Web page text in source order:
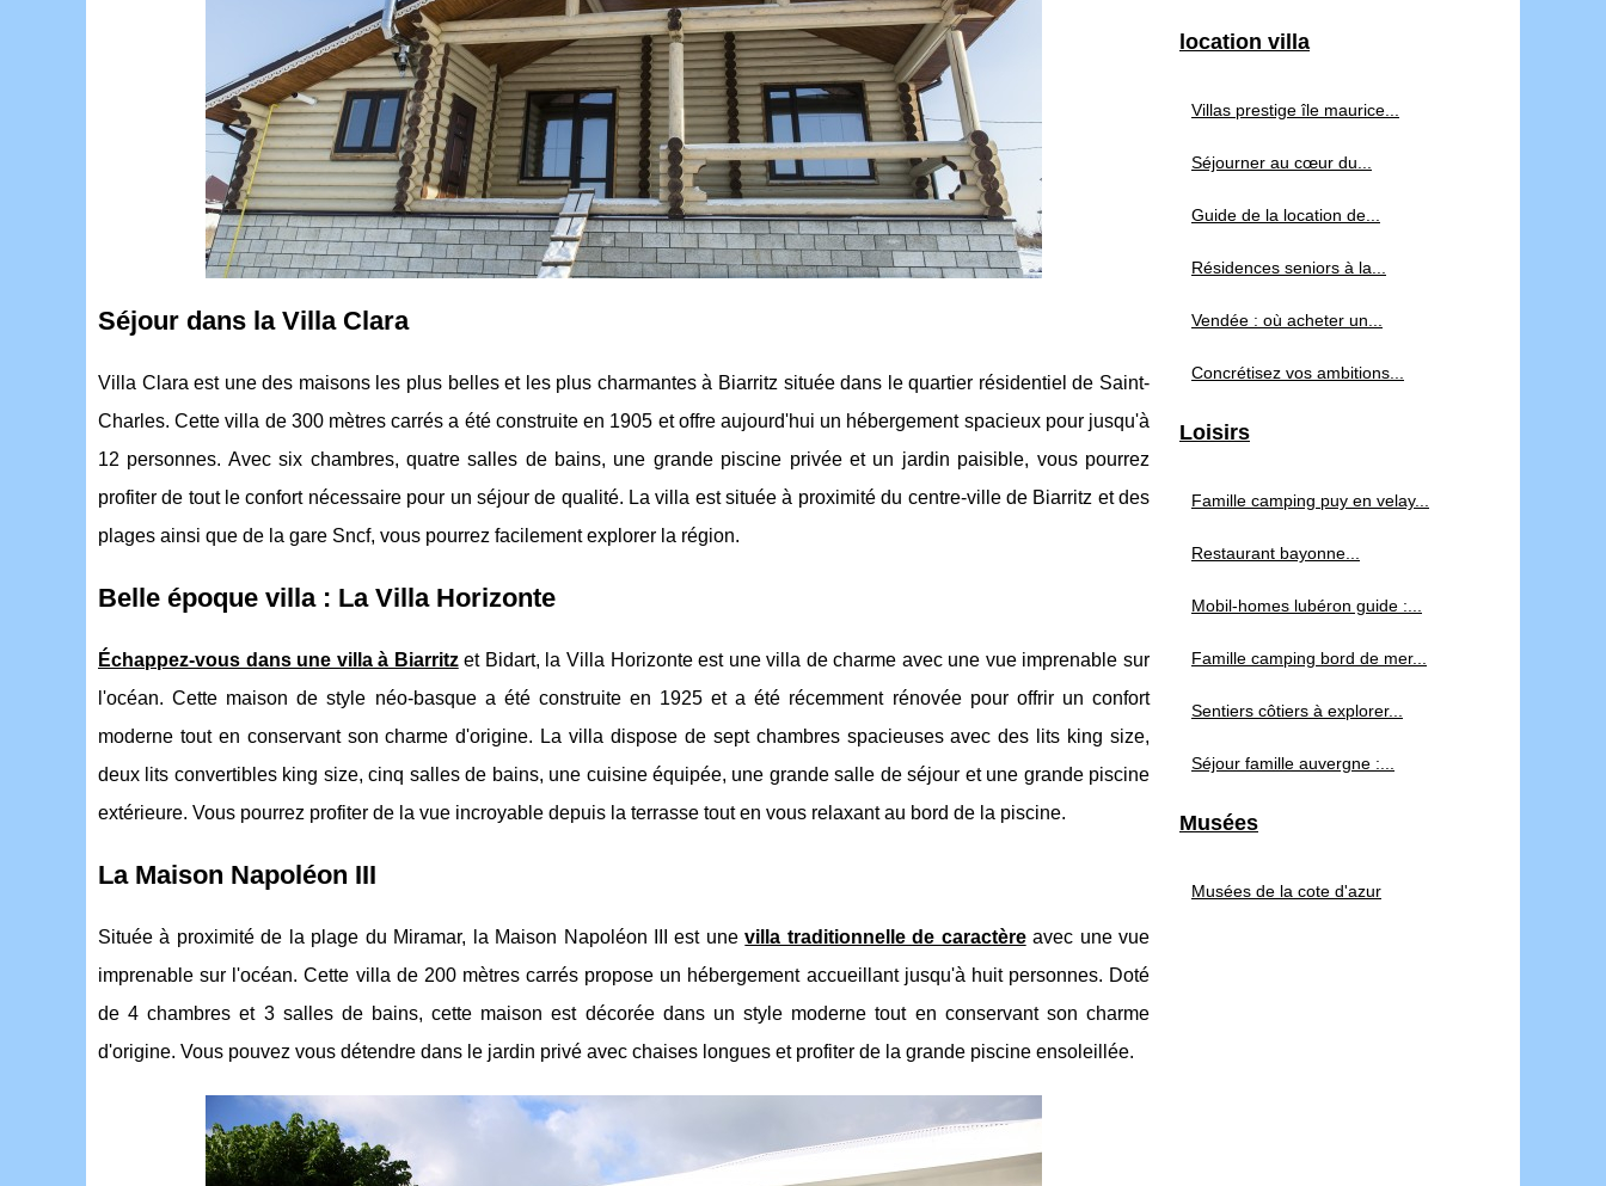
Séjour dans la Villa Clara
Villa Clara est une des maisons les plus belles et les plus charmantes à Biarritz située dans le quartier résidentiel de Saint-
Charles. Cette villa de 300 mètres carrés a été construite en 1905 et offre aujourd'hui un hébergement spacieux pour jusqu'à
12 personnes. Avec six chambres, quatre salles de bains, une grande piscine privée et un jardin paisible, vous pourrez
profiter de tout le confort nécessaire pour un séjour de qualité. La villa est située à proximité du centre-ville de Biarritz et des
plages ainsi que de la gare Sncf, vous pourrez facilement explorer la région.
Belle époque villa : La Villa Horizonte
Échappez-vous dans une villa à Biarritzet Bidart, la Villa Horizonte est une villa de charme avec une vue imprenable sur
l'océan. Cette maison de style néo-basque a été construite en 1925 et a été récemment rénovée pour offrir un confort
moderne tout en conservant son charme d'origine. La villa dispose de sept chambres spacieuses avec des lits king size,
deux lits convertibles king size, cinq salles de bains, une cuisine équipée, une grande salle de séjour et une grande piscine
extérieure. Vous pourrez profiter de la vue incroyable depuis la terrasse tout en vous relaxant au bord de la piscine.
La Maison Napoléon III
Située à proximité de la plage du Miramar, la Maison Napoléon III est unevilla traditionnelle de caractèreavec une vue
imprenable sur l'océan. Cette villa de 200 mètres carrés propose un hébergement accueillant jusqu'à huit personnes. Doté
de 4 chambres et 3 salles de bains, cette maison est décorée dans un style moderne tout en conservant son charme
d'origine. Vous pouvez vous détendre dans le jardin privé avec chaises longues et profiter de la grande piscine ensoleillée.
location villa
Villas prestige île maurice...
Séjourner au cœur du...
Guide de la location de...
Résidences seniors à la...
Vendée : où acheter un...
Concrétisez vos ambitions...
Loisirs
Famille camping puy en velay...
Restaurant bayonne...
Mobil-homes lubéron guide :...
Famille camping bord de mer...
Sentiers côtiers à explorer...
Séjour famille auvergne :...
Musées
Musées de la cote d'azur